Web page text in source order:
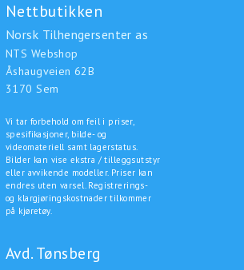
Nettbutikken
Norsk Tilhengersenter as
NTS Webshop
Åshaugveien 62B
3170 Sem
Vi tar forbehold om feil i priser,
spesifikasjoner, bilde- og
videomateriell samt lagerstatus.
Bilder kan vise ekstra / tilleggsutstyr
eller avvikende modeller. Priser kan
endres uten varsel. Registrerings-
og klargjøringskostnader tilkommer
på kjøretøy.
Avd. Tønsberg